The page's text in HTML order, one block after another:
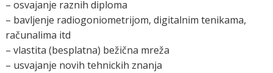
– osvajanje raznih diploma
– bavljenje radiogoniometrijom, digitalnim tenikama,
računalima itd
– vlastita (besplatna) bežična mreža
– usvajanje novih tehnickih znanja